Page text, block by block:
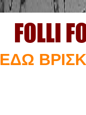
FOLLI
ΕΔΩ